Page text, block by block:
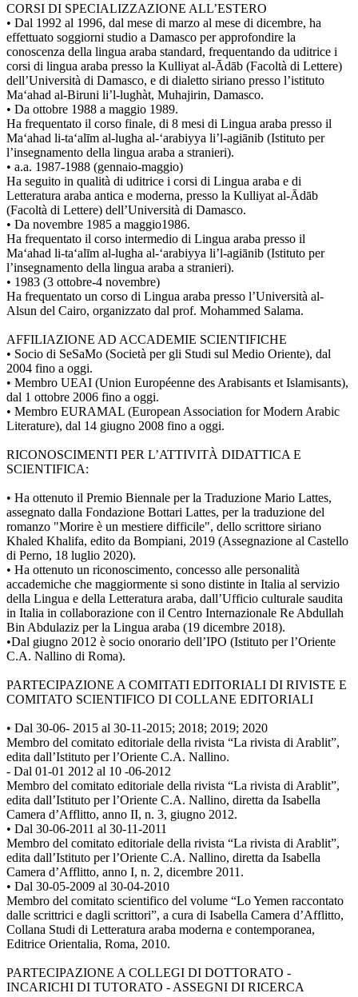
CORSI DI SPECIALIZZAZIONE ALL’ESTERO
• Dal 1992 al 1996, dal mese di marzo al mese di dicembre, ha
effettuato soggiorni studio a Damasco per approfondire la
conoscenza della lingua araba standard, frequentando da uditrice i
corsi di lingua araba presso la Kulliyat al-Ādāb (Facoltà di Lettere)
dell’Università di Damasco, e di dialetto siriano presso l’istituto
Ma‘ahad al-Biruni li’l-lughàt, Muhajirin, Damasco.
• Da ottobre 1988 a maggio 1989.
Ha frequentato il corso finale, di 8 mesi di Lingua araba presso il
Ma‘ahad li-ta‘alīm al-lugha al-‘arabiyya li’l-agiānib (Istituto per
l’insegnamento della lingua araba a stranieri).
• a.a. 1987-1988 (gennaio-maggio)
Ha seguito in qualità di uditrice i corsi di Lingua araba e di
Letteratura araba antica e moderna, presso la Kulliyat al-Ādāb
(Facoltà di Lettere) dell’Università di Damasco.
• Da novembre 1985 a maggio1986.
Ha frequentato il corso intermedio di Lingua araba presso il
Ma‘ahad li-ta‘alīm al-lugha al-‘arabiyya li’l-agiānib (Istituto per
l’insegnamento della lingua araba a stranieri).
• 1983 (3 ottobre-4 novembre)
Ha frequentato un corso di Lingua araba presso l’Università al-
Alsun del Cairo, organizzato dal prof. Mohammed Salama.
AFFILIAZIONE AD ACCADEMIE SCIENTIFICHE
• Socio di SeSaMo (Società per gli Studi sul Medio Oriente), dal
2004 fino a oggi.
• Membro UEAI (Union Européenne des Arabisants et Islamisants),
dal 1 ottobre 2006 fino a oggi.
• Membro EURAMAL (European Association for Modern Arabic
Literature), dal 14 giugno 2008 fino a oggi.
RICONOSCIMENTI PER L’ATTIVITÀ DIDATTICA E
SCIENTIFICA:
• Ha ottenuto il Premio Biennale per la Traduzione Mario Lattes,
assegnato dalla Fondazione Bottari Lattes, per la traduzione del
romanzo "Morire è un mestiere difficile", dello scrittore siriano
Khaled Khalifa, edito da Bompiani, 2019 (Assegnazione al Castello
di Perno, 18 luglio 2020).
• Ha ottenuto un riconoscimento, concesso alle personalità
accademiche che maggiormente si sono distinte in Italia al servizio
della Lingua e della Letteratura araba, dall’Ufficio culturale saudita
in Italia in collaborazione con il Centro Internazionale Re Abdullah
Bin Abdulaziz per la Lingua araba (19 dicembre 2018).
•Dal giugno 2012 è socio onorario dell’IPO (Istituto per l’Oriente
C.A. Nallino di Roma).
PARTECIPAZIONE A COMITATI EDITORIALI DI RIVISTE E
COMITATO SCIENTIFICO DI COLLANE EDITORIALI
• Dal 30-06- 2015 al 30-11-2015; 2018; 2019; 2020
Membro del comitato editoriale della rivista “La rivista di Arablit”,
edita dall’Istituto per l’Oriente C.A. Nallino.
- Dal 01-01 2012 al 10 -06-2012
Membro del comitato editoriale della rivista “La rivista di Arablit”,
edita dall’Istituto per l’Oriente C.A. Nallino, diretta da Isabella
Camera d’Afflitto, anno II, n. 3, giugno 2012.
• Dal 30-06-2011 al 30-11-2011
Membro del comitato editoriale della rivista “La rivista di Arablit”,
edita dall’Istituto per l’Oriente C.A. Nallino, diretta da Isabella
Camera d’Afflitto, anno I, n. 2, dicembre 2011.
• Dal 30-05-2009 al 30-04-2010
Membro del comitato scientifico del volume “Lo Yemen raccontato
dalle scrittrici e dagli scrittori”, a cura di Isabella Camera d’Afflitto,
Collana Studi di Letteratura araba moderna e contemporanea,
Editrice Orientalia, Roma, 2010.
PARTECIPAZIONE A COLLEGI DI DOTTORATO -
INCARICHI DI TUTORATO - ASSEGNI DI RICERCA